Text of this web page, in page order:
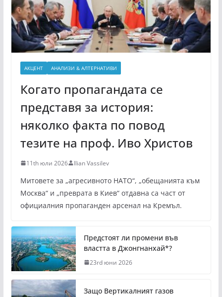
АКЦЕНТ АНАЛИЗИ & АЛТЕРНАТИВИ
Когато пропагандата се
представя за история:
няколко факта по повод
тезите на проф. Иво Христов
11th юли 2026 Ilian Vassilev
Митовете за „агресивното НАТО“, „обещанията към
Москва“ и „преврата в Киев“ отдавна са част от
официалния пропаганден арсенал на Кремъл.
Предстоят ли промени във
властта в Джонгнанхай*?
23rd юни 2026
Защо Вертикалният газов